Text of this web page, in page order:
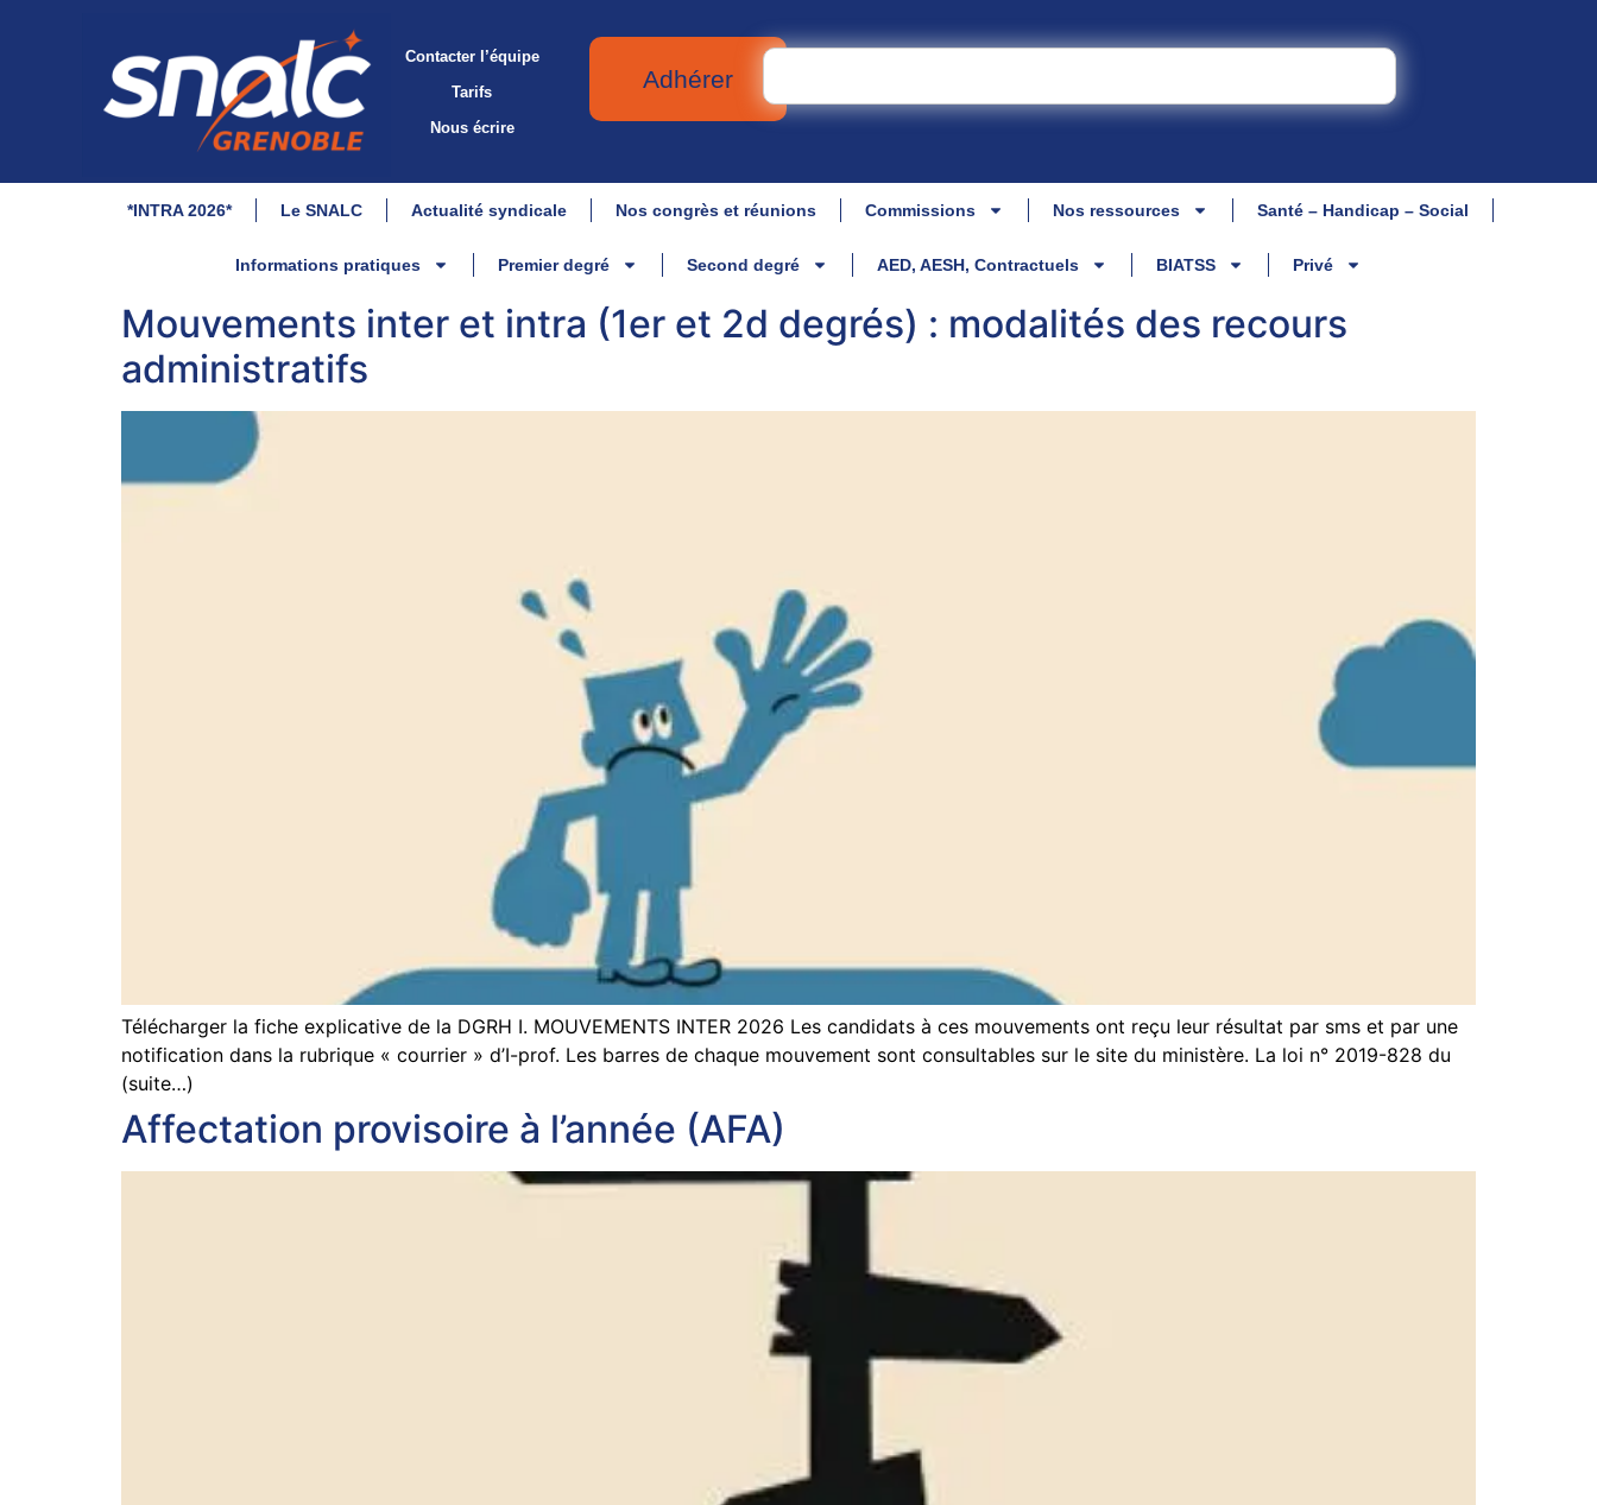
Contacter l’équipe
Tarifs
Nous écrire
Adhérer
*INTRA 2026* Le SNALC Actualité syndicale Nos congrès et réunions Commissions Nos ressources Santé – Handicap – Social
Informations pratiques Premier degré Second degré AED, AESH, Contractuels BIATSS Privé
Mouvements inter et intra (1er et 2d degrés) : modalités des recours
administratifs
Télécharger la fiche explicative de la DGRH I. MOUVEMENTS INTER 2026 Les candidats à ces mouvements ont reçu leur résultat par sms et par une
notification dans la rubrique « courrier » d’I-prof. Les barres de chaque mouvement sont consultables sur le site du ministère. La loi n° 2019-828 du
(suite…)
Affectation provisoire à l’année (AFA)